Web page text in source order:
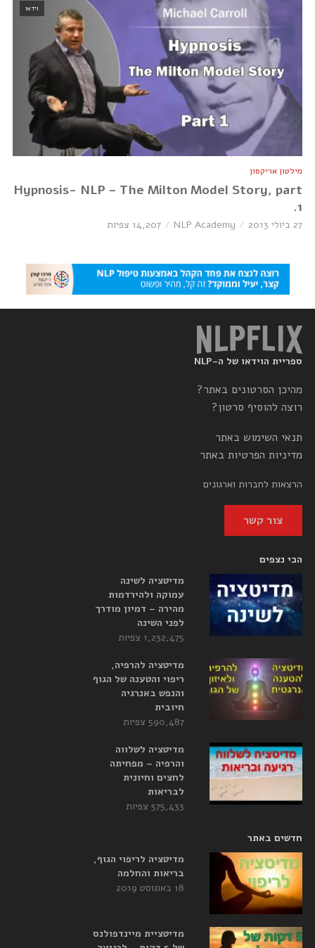
וידאו
מילטון אריקסון
Hypnosis- NLP – The Milton Model Story, part
1.
27 ביולי 2013 NLP Academy 14,207 צפיות
ספריית הוידאו של ה-NLP
מהיכן הסרטונים באתר?
רוצה להוסיף סרטון?
תנאי השימוש באתר
מדיניות הפרטיות באתר
הרצאות לחברות וארגונים
צור קשר
הכי נצפים
מדיטציה לשינה
עמוקה ולהירדמות
מהירה – דמיון מודרך
לפני השינה
1,232,475 צפיות
מדיטציה להרפיה,
ריפוי והטענה של הגוף
והנפש באנרגיה
חיובית
590,487 צפיות
מדיטציה לשלווה
והרפיה – מפחיתה
לחצים וחיונית
לבריאות
575,433 צפיות
חדשים באתר
מדיטציה לריפוי הגוף,
בריאות והחלמה
18 באוגוסט 2019
מדיטציית מיינדפולנס